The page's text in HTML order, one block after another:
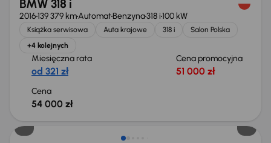
BMW 318 i
2016139 379 kmAutomatBenzyna318 i100 kW
Książka serwisowa Auta krajowe 318 i
Salon Polska
+4 kolejnych
Miesięczna rata
od 321 zł
Cena promocyjna
51 000 zł
Cena
54 000 zł